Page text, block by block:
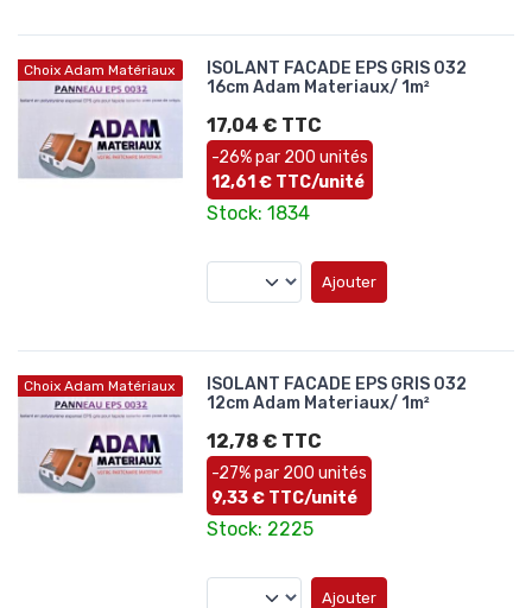
Choix Adam Matériaux
ISOLANT FACADE EPS GRIS 032
16cm Adam Materiaux/ 1m²
17,04 € TTC
-26% par 200 unités
12,61 € TTC/unité
Stock: 1834
Ajouter
Choix Adam Matériaux
ISOLANT FACADE EPS GRIS 032
12cm Adam Materiaux/ 1m²
12,78 € TTC
-27% par 200 unités
9,33 € TTC/unité
Stock: 2225
Ajouter